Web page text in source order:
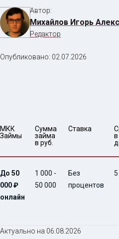
Автор:
Михайлов Игорь
Редактор
Опубликовано: 02.07.2026
МКК
Займы
Сумма
займа
в руб.
Ставка
в
До 50
000 ₽
онлайн
1 000 -
50 000
Без
процентов
Актуально на 06.08.2026